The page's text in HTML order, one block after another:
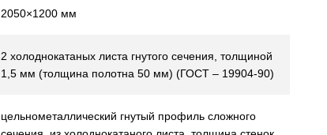
2050×1200 мм
2 холоднокатаных листа гнутого сечения, толщиной
1,5 мм (толщина полотна 50 мм) (ГОСТ – 19904-90)
цельнометаллический гнутый профиль сложного